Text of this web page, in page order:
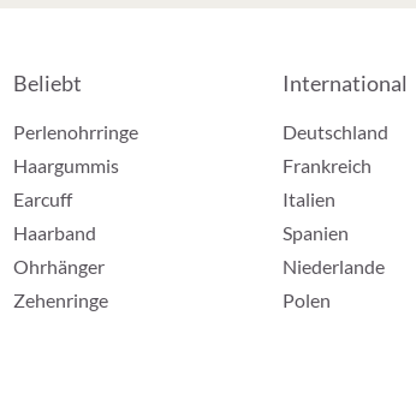
Beliebt
Perlenohrringe
Haargummis
Earcuff
Haarband
Ohrhänger
Zehenringe
International
Deutschland
Frankreich
Italien
Spanien
Niederlande
Polen